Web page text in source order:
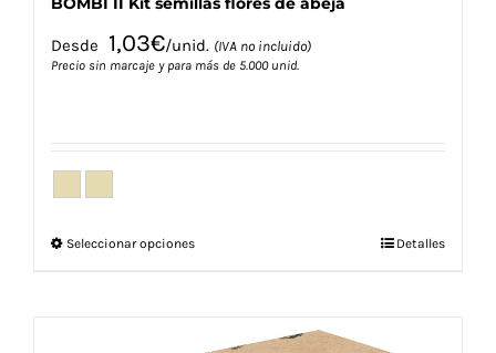
Desde 1,03€/unid. (IVA no incluido)
Precio sin marcaje y para más de 5.000 unid.
Seleccionar opcionesEste
variantes.
Detalles